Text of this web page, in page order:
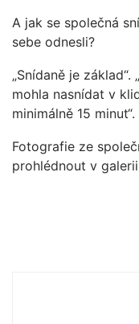
A jak se společná
sebe odnesli?
„Snídaně je
mohla nasnídat v
minimálně 15
Fotografie ze
prohlédnout v